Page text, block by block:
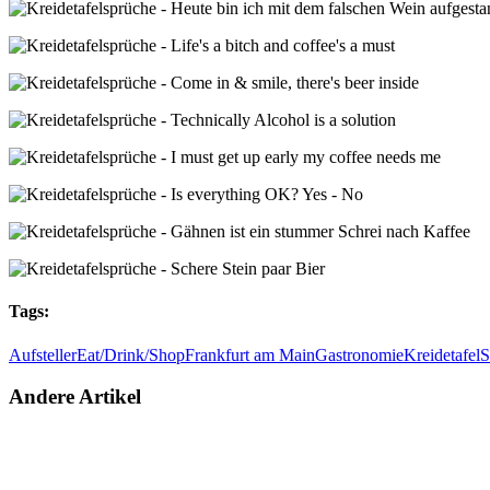
Tags:
AufstellerEat/Drink/ShopFrankfurt am MainGastronomieKreidetafel
Andere Artikel